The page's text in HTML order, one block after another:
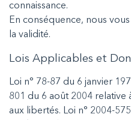
connaissance.
En conséquence, nous
la validité.
Lois Applicables et
Loi n° 78-87 du 6 janvier
801 du 6 août 2004 relative
aux libertés. Loi n° 2004-